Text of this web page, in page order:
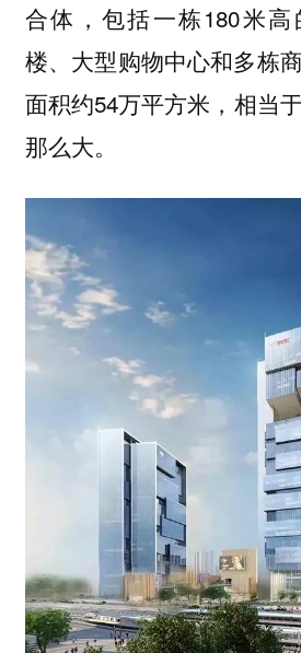
合体，包括一栋180米高
楼、大型购物中心和多栋
面积约54万平方米，相当
那么大。